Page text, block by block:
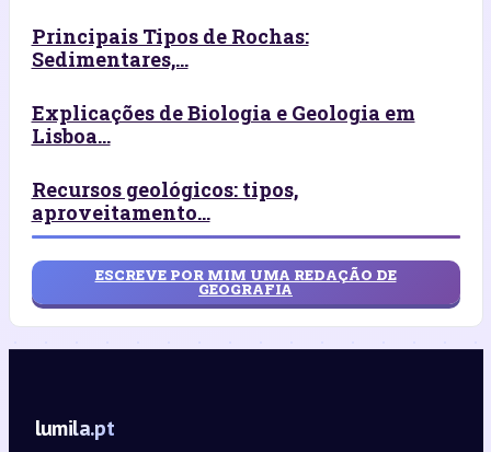
Principais Tipos de Rochas:
Sedimentares,...
Explicações de Biologia e Geologia em
Lisboa...
Recursos geológicos: tipos,
aproveitamento...
ESCREVE POR MIM UMA REDAÇÃO DE
GEOGRAFIA
lumila.pt